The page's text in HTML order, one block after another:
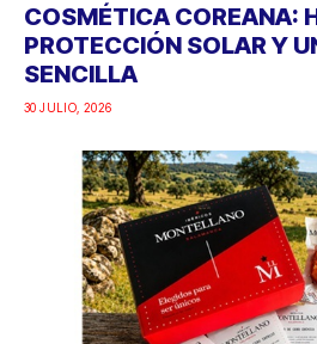
COSMÉTICA COREANA:
PROTECCIÓN SOLAR Y
SENCILLA
30 JULIO, 2026